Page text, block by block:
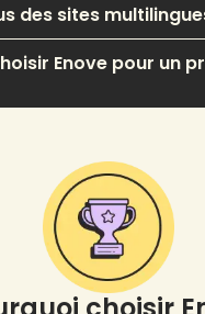
des sites
Enove pour un